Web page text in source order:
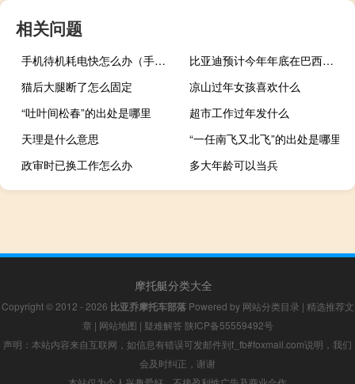
相关问题
手机待机耗电快怎么办（手机待机时间短怎么办）
比亚迪预计今年年底在巴西设立100家门店
猫后大腿断了怎么固定
凉山过年女孩喜欢什么
“吐叶间松春”的出处是哪里
超市工作过年发什么
天理是什么意思
“一任南飞又北飞”的出处是哪里
政审时已换工作怎么办
多大年龄可以当兵
摩托艇分类大全
Copyright © 2012 - 2026 比亚乔摩托车部落Powered by 网站分类目录 | 精选推荐文
章 | 网站地图 | 疑难解答 陕ICP备55559492号
声明：本站内容来自互联网，如信息有错误可发邮件到f_fb#foxmail.com说明，我们
会及时纠正，谢谢